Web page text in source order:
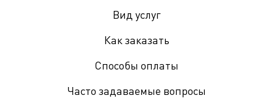
Вид услуг
Как заказать
Способы оплаты
Часто задаваемые вопросы